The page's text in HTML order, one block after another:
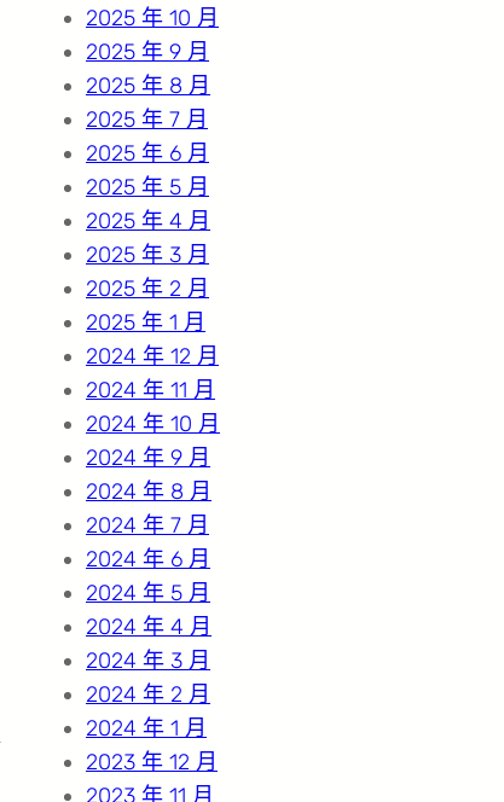
2025 年 10 月
2025 年 9 月
2025 年 8 月
2025 年 7 月
2025 年 6 月
2025 年 5 月
2025 年 4 月
2025 年 3 月
2025 年 2 月
2025 年 1 月
2024 年 12 月
2024 年 11 月
2024 年 10 月
2024 年 9 月
2024 年 8 月
2024 年 7 月
2024 年 6 月
2024 年 5 月
2024 年 4 月
2024 年 3 月
2024 年 2 月
2024 年 1 月
2023 年 12 月
2023 年 11 月